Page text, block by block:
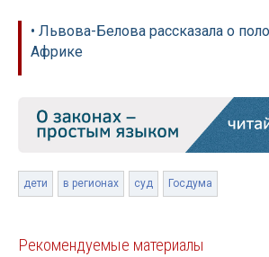
• Львова-Белова рассказала о
Африке
дети в регионах суд Госдума
Рекомендуемые материалы